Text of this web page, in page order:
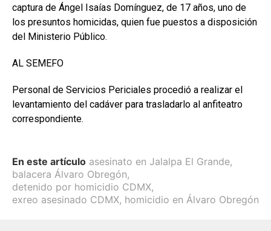
captura de Ángel Isaías Domínguez, de 17 años, uno de
los presuntos homicidas, quien fue puestos a disposición
del Ministerio Público.
AL SEMEFO
Personal de Servicios Periciales procedió a realizar el
levantamiento del cadáver para trasladarlo al anfiteatro
correspondiente.
En este artículo asesinato en Jalalpa El Grande,
balacera Álvaro Obregón,
detenido por homicidio CDMX,
exreo asesinado CDMX, homicidio en Álvaro Obregón